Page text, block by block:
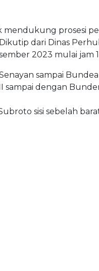
prosesi
dari Dinas
2023 mulai jam
sampai
sampai dengan
sisi sebelah